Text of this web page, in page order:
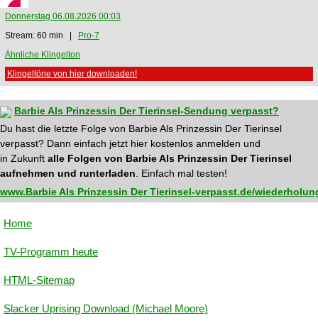
Donnerstag 06.08.2026 00:03
Stream: 60 min |
Pro-7
Ähnliche Klingelton
Klingeltöne von hier downloaden!
Barbie Als Prinzessin Der Tierinsel-Sendung verpasst?
Du hast die letzte Folge von Barbie Als Prinzessin Der Tierinsel
verpasst? Dann einfach jetzt hier kostenlos anmelden und
in Zukunft alle Folgen von Barbie Als Prinzessin Der Tierinsel
aufnehmen und runterladen . Einfach mal testen!
www.Barbie Als Prinzessin Der Tierinsel-verpasst.de/
Home
TV-Programm heute
HTML-Sitemap
Slacker Uprising Download (Michael Moore)